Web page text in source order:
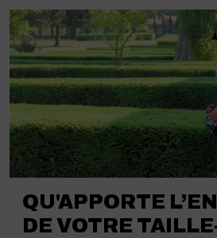
QU'APPORTE
DE VOTRE